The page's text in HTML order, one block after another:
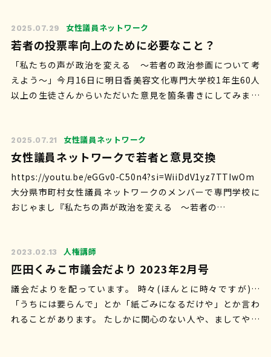
2025.07.29 女性議員ネットワーク
若者の投票率向上のために必要なこと？
「私たちの声が政治を変える ～若者の政治参画について考
えよう～」今月16日に明日香美容文化専門大学校1年生60人
以上の生徒さんからいただいた意見を箇条書きにしてみまし
2025.07.21 女性議員ネットワーク
女性議員ネットワークで若者と意見交換
https://youtu.be/eGGv0-C50n4?si=WiiDdV1yz7TTIwOm
大分県市町村女性議員ネットワークのメンバーで専門学校に
おじゃまし『私たちの声が政治を変える ～若者の…
2023.02.13 人権講師
匹田くみこ市議会だより 2023年2月号
議会だよりを配っています。 時々(ほんとに時々ですが)…
「うちには要らんで」とか「紙ごみになるだけや」とか言わ
れることがあります。 たしかに関心のない人や、ましてや政